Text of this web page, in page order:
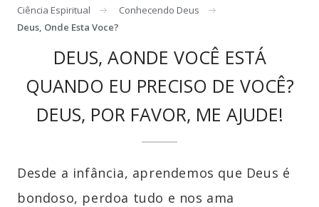
Ciência Espiritual
Conhecendo Deus
Deus, Onde Esta Voce?
DEUS, AONDE VOCÊ ESTÁ
QUANDO EU PRECISO DE VOCÊ?
DEUS, POR FAVOR, ME AJUDE!
Desde a infância, aprendemos que Deus é
bondoso, perdoa tudo e nos ama